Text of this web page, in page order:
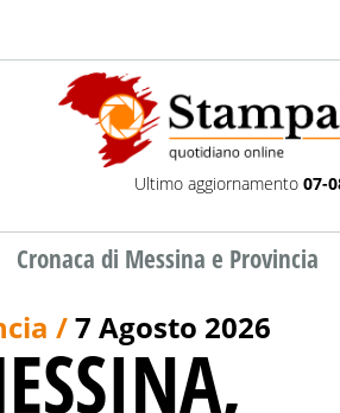
Ultimo aggiornamento 07-
Cronaca di Messina e Provincia
/7 Agosto 2026